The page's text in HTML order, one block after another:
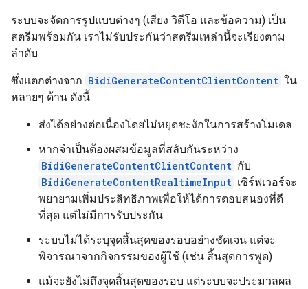
ระบบจะจัดการรูปแบบต่างๆ (เสียง วิดีโอ และข้อความ) เป็น
สตรีมพร้อมกัน เราไม่รับประกันว่าสตรีมเหล่านี้จะเรียงตาม
ลำดับ
ซึ่งแตกต่างจาก BidiGenerateContentClientContent ใน
หลายๆ ด้าน ดังนี้
ส่งได้อย่างต่อเนื่องโดยไม่หยุดชะงักในการสร้างโมเดล
หากจำเป็นต้องผสมข้อมูลที่สลับกันระหว่าง
BidiGenerateContentClientContent กับ
BidiGenerateContentRealtimeInput เซิร์ฟเวอร์จะ
พยายามเพิ่มประสิทธิภาพเพื่อให้ได้การตอบสนองที่ดี
ที่สุด แต่ไม่มีการรับประกัน
ระบบไม่ได้ระบุจุดสิ้นสุดของรอบอย่างชัดเจน แต่จะ
พิจารณาจากกิจกรรมของผู้ใช้ (เช่น สิ้นสุดการพูด)
แม้จะยังไม่ถึงจุดสิ้นสุดของรอบ แต่ระบบจะประมวลผล